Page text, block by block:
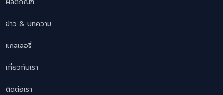
ข่าว & บทความ
แกลเลอรี่
เกี่ยวกับเรา
ติดต่อเรา